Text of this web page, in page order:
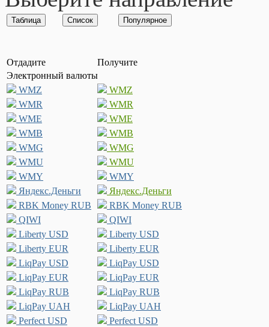
Отдадите
Получите
Электронный валюты
WMZ
WMZ
WMR
WMR
WME
WME
WMB
WMB
WMG
WMG
WMU
WMU
WMY
WMY
Яндекс.Деньги
Яндекс.Деньги
RBK Money RUB
RBK Money RUB
QIWI
QIWI
Liberty USD
Liberty USD
Liberty EUR
Liberty EUR
LiqPay USD
LiqPay USD
LiqPay EUR
LiqPay EUR
LiqPay RUB
LiqPay RUB
LiqPay UAH
LiqPay UAH
Perfect USD
Perfect USD